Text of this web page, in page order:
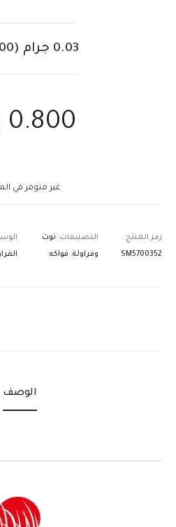
0.03 جرام (100 بذرة)
0.800
غير متوفر في
رمز المنتج:
SM5700352
التصنيفات: توت
وفراولة, فواكه
الوصف